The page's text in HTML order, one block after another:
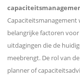
Capaciteitsmanagement
belangrijke factoren
uitdagingen die de
meebrengt. De rol van de
planner of